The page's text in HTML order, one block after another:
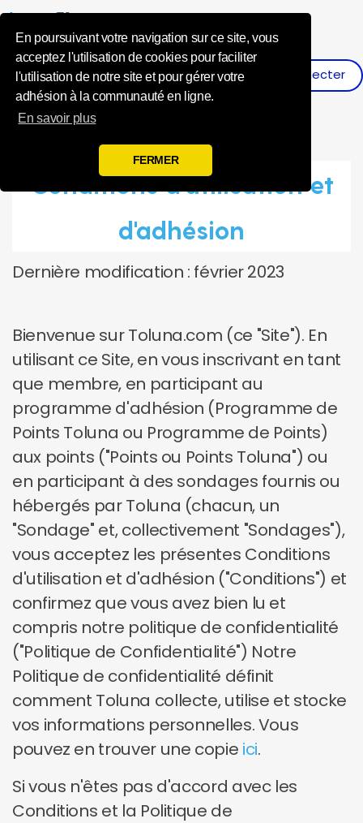
En poursuivant votre navigation sur ce site, vous
acceptez l'utilisation de cookies pour faciliter
l'utilisation de notre site et pour gérer votre
adhésion à la communauté en ligne.
En savoir plus
FERMER
Influence Your
S'inscrire Se Connecter
Conditions d'utilisation et
d'adhésion
Dernière modification : février 2023
Bienvenue sur Toluna.com (ce "Site"). En
utilisant ce Site, en vous inscrivant en tant
que membre, en participant au
programme d'adhésion (Programme de
Points Toluna ou Programme de Points)
aux points ("Points ou Points Toluna") ou
en participant à des sondages fournis ou
hébergés par Toluna (chacun, un
"Sondage" et, collectivement "Sondages"),
vous acceptez les présentes Conditions
d'utilisation et d'adhésion ("Conditions") et
confirmez que vous avez bien lu et
compris notre politique de confidentialité
("Politique de Confidentialité") Notre
Politique de confidentialité définit
comment Toluna collecte, utilise et stocke
vos informations personnelles. Vous
pouvez en trouver une copie ici.
Si vous n'êtes pas d'accord avec les
Conditions et la Politique de